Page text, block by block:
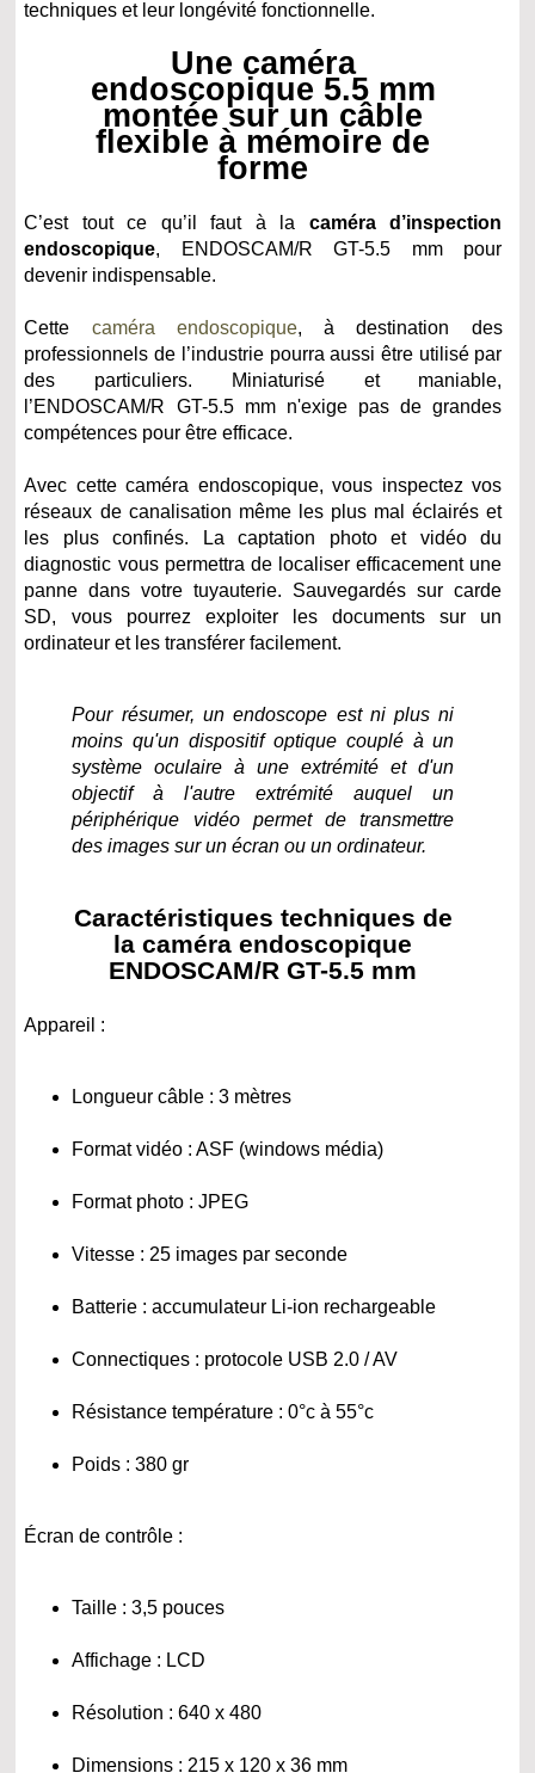
techniques et leur longévité fonctionnelle.
Une caméra
endoscopique 5.5 mm
montée sur un câble
flexible à mémoire de
forme
C’est tout ce qu’il faut à la caméra d’inspection
endoscopique, ENDOSCAM/R GT-5.5 mm pour
devenir indispensable.
Cette caméra endoscopique, à destination des
professionnels de l’industrie pourra aussi être utilisé par
des particuliers. Miniaturisé et maniable,
l’ENDOSCAM/R GT-5.5 mm n'exige pas de grandes
compétences pour être efficace.
Avec cette caméra endoscopique, vous inspectez vos
réseaux de canalisation même les plus mal éclairés et
les plus confinés. La captation photo et vidéo du
diagnostic vous permettra de localiser efficacement une
panne dans votre tuyauterie. Sauvegardés sur carde
SD, vous pourrez exploiter les documents sur un
ordinateur et les transférer facilement.
Pour résumer, un endoscope est ni plus ni
moins qu'un dispositif optique couplé à un
système oculaire à une extrémité et d'un
objectif à l'autre extrémité auquel un
périphérique vidéo permet de transmettre
des images sur un écran ou un ordinateur.
Caractéristiques techniques de
la caméra endoscopique
ENDOSCAM/R GT-5.5 mm
Appareil :
Longueur câble : 3 mètres
Format vidéo : ASF (windows média)
Format photo : JPEG
Vitesse : 25 images par seconde
Batterie : accumulateur Li-ion rechargeable
Connectiques : protocole USB 2.0 / AV
Résistance température : 0°c à 55°c
Poids : 380 gr
Écran de contrôle :
Taille : 3,5 pouces
Affichage : LCD
Résolution : 640 x 480
Dimensions : 215 x 120 x 36 mm